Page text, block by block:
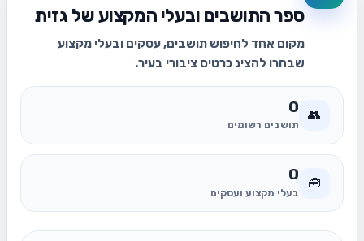
ספר התושבים ובעלי המקצוע של גזית
מקום אחד לחיפוש תושבים, עסקים ובעלי מקצוע
שבחרו להציג כרטיס ציבורי בעיר.
👥
0
תושבים רשומים
🧰
0
בעלי מקצוע ועסקים